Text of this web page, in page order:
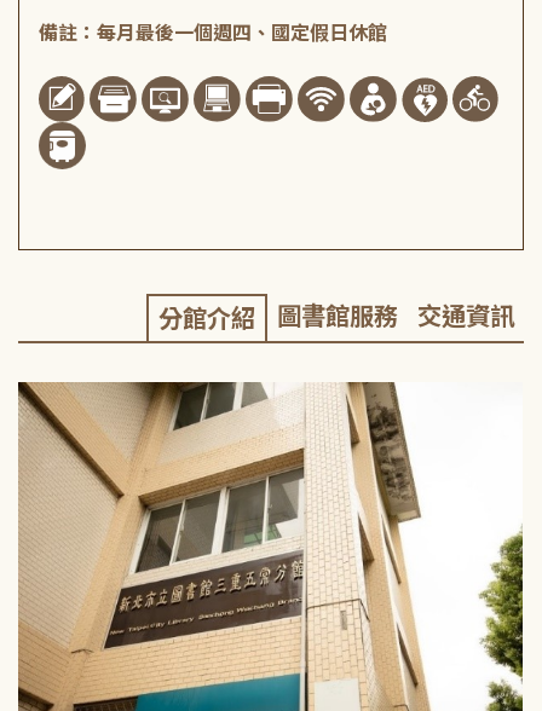
備註：每月最後一個週四、國定假日休館
分館介紹 圖書館服務 交通資訊